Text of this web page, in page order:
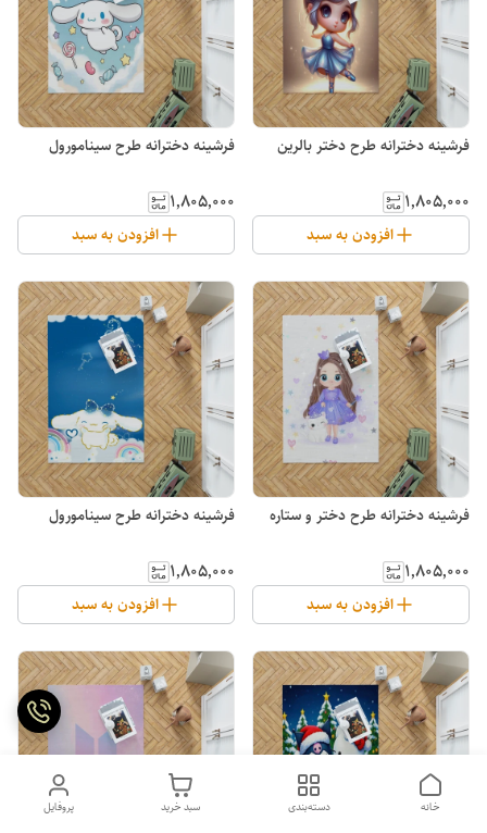
فرشینه دخترانه طرح دختر بالرین
۱٬۸۰۵٬۰۰۰
افزودن به سبد
فرشینه دخترانه طرح سینامورول
۱٬۸۰۵٬۰۰۰
افزودن به سبد
فرشینه دخترانه طرح دختر و ستاره
۱٬۸۰۵٬۰۰۰
افزودن به سبد
فرشینه دخترانه طرح سینامورول
۱٬۸۰۵٬۰۰۰
افزودن به سبد
پروفایل سبد خرید دسته‌بندی خانه